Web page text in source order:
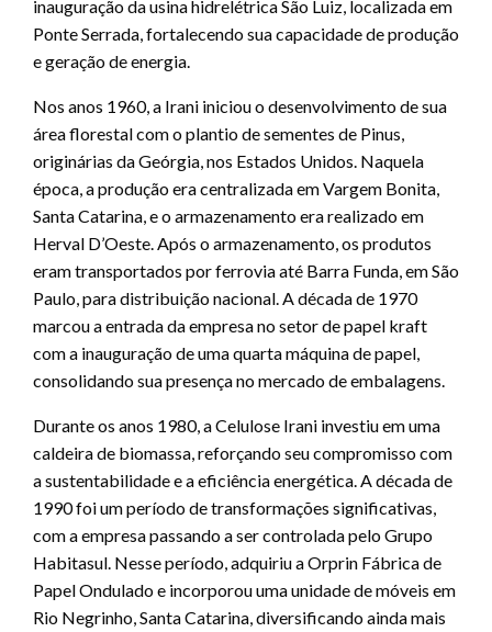
inauguração da usina hidrelétrica São Luiz, localizada em
Ponte Serrada, fortalecendo sua capacidade de produção
e geração de energia.
Nos anos 1960, a Irani iniciou o desenvolvimento de sua
área florestal com o plantio de sementes de Pinus,
originárias da Geórgia, nos Estados Unidos. Naquela
época, a produção era centralizada em Vargem Bonita,
Santa Catarina, e o armazenamento era realizado em
Herval D’Oeste. Após o armazenamento, os produtos
eram transportados por ferrovia até Barra Funda, em São
Paulo, para distribuição nacional. A década de 1970
marcou a entrada da empresa no setor de papel kraft
com a inauguração de uma quarta máquina de papel,
consolidando sua presença no mercado de embalagens.
Durante os anos 1980, a Celulose Irani investiu em uma
caldeira de biomassa, reforçando seu compromisso com
a sustentabilidade e a eficiência energética. A década de
1990 foi um período de transformações significativas,
com a empresa passando a ser controlada pelo Grupo
Habitasul. Nesse período, adquiriu a Orprin Fábrica de
Papel Ondulado e incorporou uma unidade de móveis em
Rio Negrinho, Santa Catarina, diversificando ainda mais